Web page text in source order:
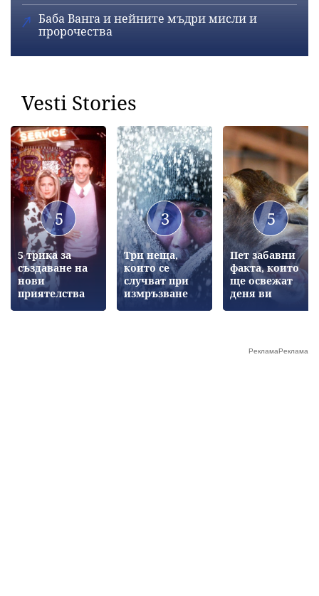
Баба Ванга и нейните мъдри мисли и
пророчества
Vesti Stories
5
5 трика за
създаване на
нови
приятелства
3
Три неща,
които се
случват при
измръзване
5
Пет забавни
факта, които
ще освежат
деня ви